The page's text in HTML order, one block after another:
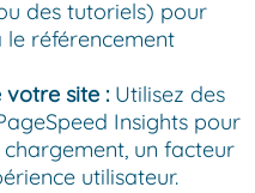
des tutoriels) pour
référencement
votre site :Utilisez des
Insights pour
un facteur
utilisateur.